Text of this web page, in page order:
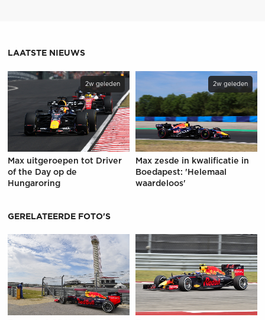
LAATSTE NIEUWS
2w geleden
Max uitgeroepen tot Driver
of the Day op de
Hungaroring
2w geleden
Max zesde in kwalificatie in
Boedapest: 'Helemaal
waardeloos'
GERELATEERDE FOTO'S